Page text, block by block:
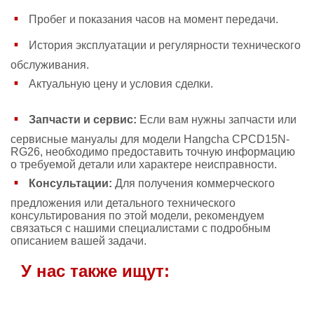
Пробег и показания часов на момент передачи.
История эксплуатации и регулярности технического
обслуживания.
Актуальную цену и условия сделки.
Запчасти и сервис: Если вам нужны запчасти или
сервисные мануалы для модели Hangcha CPCD15N-
RG26, необходимо предоставить точную информацию
о требуемой детали или характере неисправности.
Консультации: Для получения коммерческого
предложения или детального технического
консультирования по этой модели, рекомендуем
связаться с нашими специалистами с подробным
описанием вашей задачи.
У нас также ищут: